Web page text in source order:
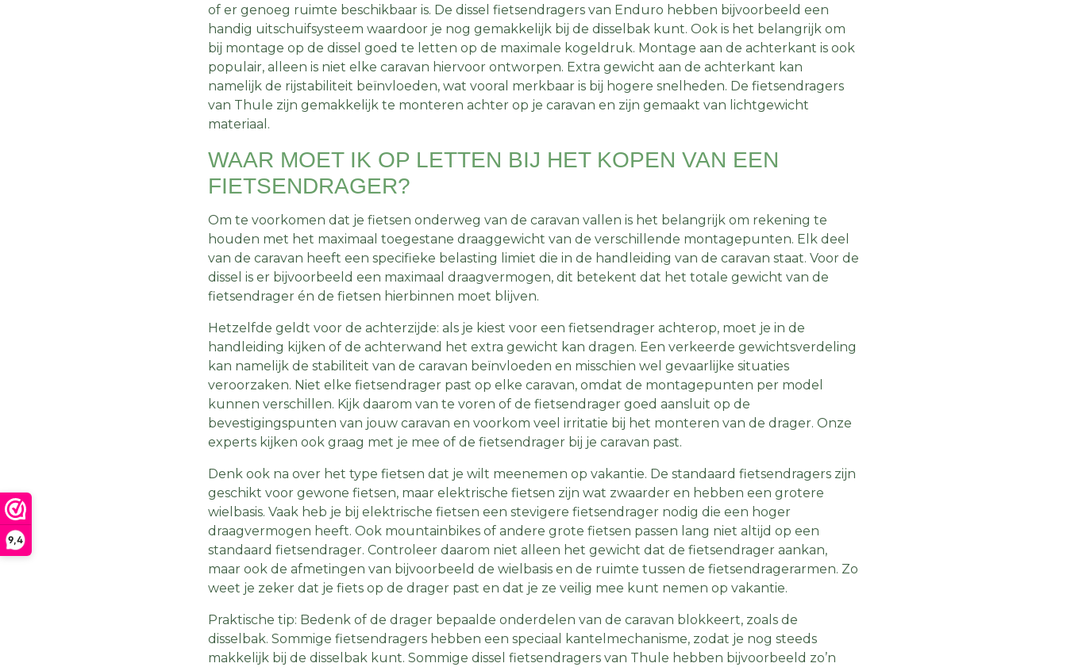
9,4
of er genoeg ruimte beschikbaar is. De dissel fietsendragers van Enduro hebben bijvoorbeeld een
handig uitschuifsysteem waardoor je nog gemakkelijk bij de disselbak kunt. Ook is het belangrijk om
bij montage op de dissel goed te letten op de maximale kogeldruk. Montage aan de achterkant is ook
populair, alleen is niet elke caravan hiervoor ontworpen. Extra gewicht aan de achterkant kan
namelijk de rijstabiliteit beïnvloeden, wat vooral merkbaar is bij hogere snelheden. De fietsendragers
van Thule zijn gemakkelijk te monteren achter op je caravan en zijn gemaakt van lichtgewicht
materiaal.
WAAR MOET IK OP LETTEN BIJ HET KOPEN VAN EEN
FIETSENDRAGER?
Om te voorkomen dat je fietsen onderweg van de caravan vallen is het belangrijk om rekening te
houden met het maximaal toegestane draaggewicht van de verschillende montagepunten. Elk deel
van de caravan heeft een specifieke belasting limiet die in de handleiding van de caravan staat. Voor de
dissel is er bijvoorbeeld een maximaal draagvermogen, dit betekent dat het totale gewicht van de
fietsendrager én de fietsen hierbinnen moet blijven.
Hetzelfde geldt voor de achterzijde: als je kiest voor een fietsendrager achterop, moet je in de
handleiding kijken of de achterwand het extra gewicht kan dragen. Een verkeerde gewichtsverdeling
kan namelijk de stabiliteit van de caravan beïnvloeden en misschien wel gevaarlijke situaties
veroorzaken. Niet elke fietsendrager past op elke caravan, omdat de montagepunten per model
kunnen verschillen. Kijk daarom van te voren of de fietsendrager goed aansluit op de
bevestigingspunten van jouw caravan en voorkom veel irritatie bij het monteren van de drager. Onze
experts kijken ook graag met je mee of de fietsendrager bij je caravan past.
Denk ook na over het type fietsen dat je wilt meenemen op vakantie. De standaard fietsendragers zijn
geschikt voor gewone fietsen, maar elektrische fietsen zijn wat zwaarder en hebben een grotere
wielbasis. Vaak heb je bij elektrische fietsen een stevigere fietsendrager nodig die een hoger
draagvermogen heeft. Ook mountainbikes of andere grote fietsen passen lang niet altijd op een
standaard fietsendrager. Controleer daarom niet alleen het gewicht dat de fietsendrager aankan,
maar ook de afmetingen van bijvoorbeeld de wielbasis en de ruimte tussen de fietsendragerarmen. Zo
weet je zeker dat je fiets op de drager past en dat je ze veilig mee kunt nemen op vakantie.
Praktische tip: Bedenk of de drager bepaalde onderdelen van de caravan blokkeert, zoals de
disselbak. Sommige fietsendragers hebben een speciaal kantelmechanisme, zodat je nog steeds
makkelijk bij de disselbak kunt. Sommige dissel fietsendragers van Thule hebben bijvoorbeeld zo’n